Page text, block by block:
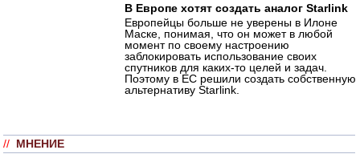
В Европе хотят создать аналог Starlink
Европейцы больше не уверены в Илоне
Маске, понимая, что он может в любой
момент по своему настроению
заблокировать использование своих
спутников для каких-то целей и задач.
Поэтому в ЕС решили создать собственную
альтернативу Starlink.
// МНЕНИЕ